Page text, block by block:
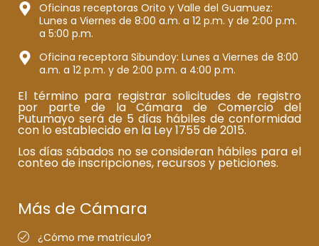
Oficinas receptoras Orito y Valle del Guamuez:
Lunes a Viernes de 8:00 a.m. a 12 p.m. y de 2:00 p.m.
a 5:00 p.m.
Oficina receptora Sibundoy: Lunes a Viernes de 8:00
a.m. a 12 p.m. y de 2:00 p.m. a 4:00 p.m.
El término para registrar solicitudes de registro
por parte de la Cámara de Comercio del
Putumayo será de 5 días hábiles de conformidad
con lo establecido en la Ley 1755 de 2015.
Los días sábados no se consideran hábiles para el
conteo de inscripciones, recursos y peticiones.
Más de Cámara
¿Cómo me matriculo?